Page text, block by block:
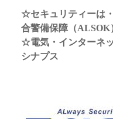
☆セキュリティーは
合警備保障（ALSOK
☆電気・インターネ
シナプス